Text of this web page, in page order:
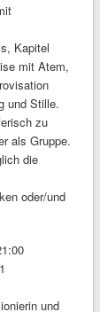
Kapitel
mit Atem,
und Stille.
zu
als Gruppe.
die
oder/und
und